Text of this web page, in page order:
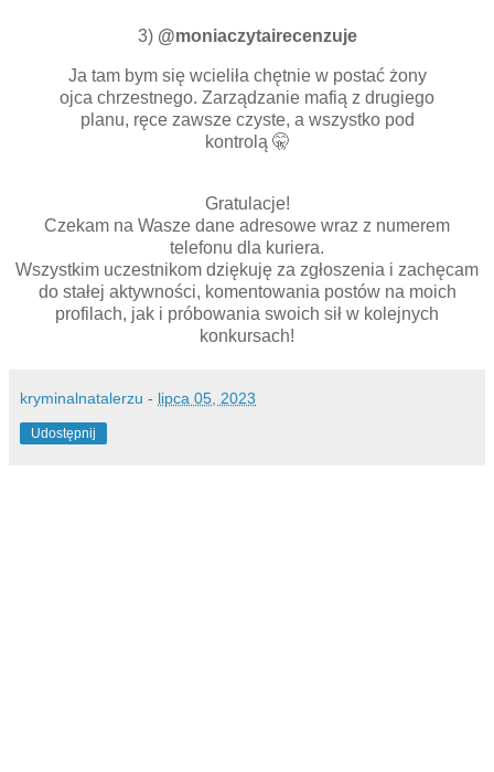
3) @moniaczytairecenzuje
Ja tam bym się wcieliła chętnie w postać żony
ojca chrzestnego. Zarządzanie mafią z drugiego
planu, ręce zawsze czyste, a wszystko pod
kontrolą 🤫
Gratulacje!
Czekam na Wasze dane adresowe wraz z numerem
telefonu dla kuriera.
Wszystkim uczestnikom dziękuję za zgłoszenia i zachęcam
do stałej aktywności, komentowania postów na moich
profilach, jak i próbowania swoich sił w kolejnych
konkursach!
kryminalnatalerzu - lipca 05, 2023
Udostępnij